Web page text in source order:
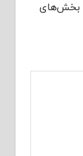
بخش‌های